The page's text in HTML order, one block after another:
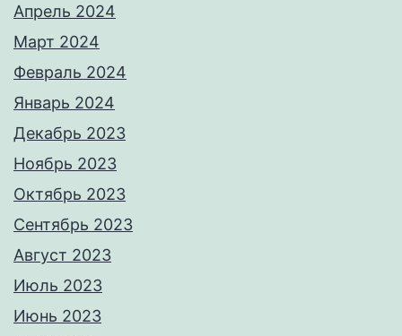
Апрель 2024
Март 2024
Февраль 2024
Январь 2024
Декабрь 2023
Ноябрь 2023
Октябрь 2023
Сентябрь 2023
Август 2023
Июль 2023
Июнь 2023